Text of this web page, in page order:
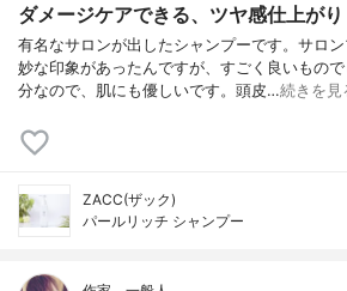
ダメージケアできる、ツヤ感仕上がり
有名なサロンが出したシャンプーです。サロ
妙な印象があったんですが、すごく良いもの
分なので、肌にも優しいです。頭皮…続きを見
ZACC(ザック)
パールリッチ シャンプー